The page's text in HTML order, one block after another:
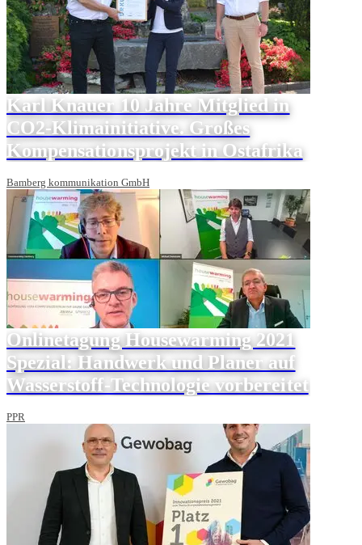
Karl Knauer 10 Jahre Mitglied in
CO2-Klimainitiative. Großes
Kompensationsprojekt in Ostafrika
Bamberg kommunikation GmbH
Onlinetagung Housewarming 2021
Spezial: Handwerk und Planer auf
Wasserstoff-Technologie vorbereitet
PPR